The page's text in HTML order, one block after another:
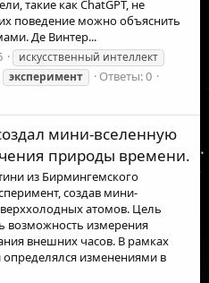
такие как ChatGPT, не
поведение можно объяснить
Де Винтер...
искусственный интеллект
эксперимент
Ответы: 0
мини-вселенную
природы времени.
из Бирмингемского
создав мини-
атомов. Цель
возможность измерения
внешних часов. В рамках
изменениями в